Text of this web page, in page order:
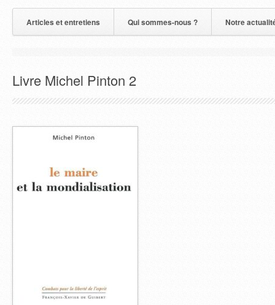
Articles et entretiens Qui sommes-nous ? Notre
Livre Michel Pinton 2